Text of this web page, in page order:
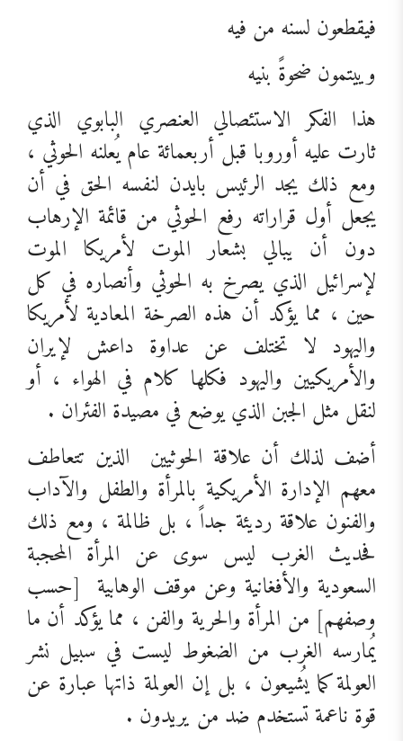
فيقطعون لسنه من فيه
وييتمون ضحوةً بنيه
هذا الفكر الاستئصالي العنصري البابوي الذي
ثارت عليه أوروبا قبل أربعمائة عام يُعلنه الحوثي ،
ومع ذلك يجد الرئيس بايدن لنفسه الحق في أن
يجعل أول قراراته رفع الحوثي من قائمة الإرهاب
دون أن يبالي بشعار الموت لأمريكا الموت
لإسرائيل الذي يصرخ به الحوثي وأنصاره في كل
حين ، مما يؤكد أن هذه الصرخة المعادية لأمريكا
واليهود لا تختلف عن عداوة داعش لإيران
والأمريكيين واليهود فكلها كلام في الهواء ، أو
لنقل مثل الجبن الذي يوضع في مصيدة الفئران .
أضف لذلك أن علاقة الحوثيين الذين تتعاطف
معهم الإدارة الأمريكية بالمرأة والطفل والآداب
والفنون علاقة رديئة جداً ، بل ظالمة ، ومع ذلك
فحديث الغرب ليس سوى عن المرأة المحجبة
السعودية والأفغانية وعن موقف الوهابية [حسب
وصفهم] من المرأة والحرية والفن ، مما يؤكد أن ما
يُمارسه الغرب من الضغوط ليست في سبيل نشر
العولمة كما يُشيعون ، بل إن العولمة ذاتها عبارة عن
قوة ناعمة تستخدم ضد من يريدون .